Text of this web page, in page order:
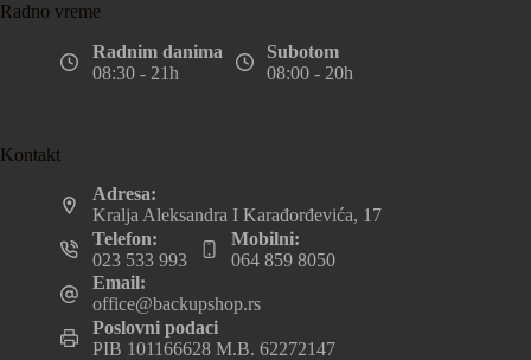
Radno vreme
Radnim danima
08:30 - 21h
Subotom
08:00 - 20h
Kontakt
Adresa:
Kralja Aleksandra I Karađorđevića, 17
Telefon:
023 533 993
Mobilni:
064 859 8050
Email:
office@backupshop.rs
Poslovni podaci
PIB 101166628 M.B. 62272147